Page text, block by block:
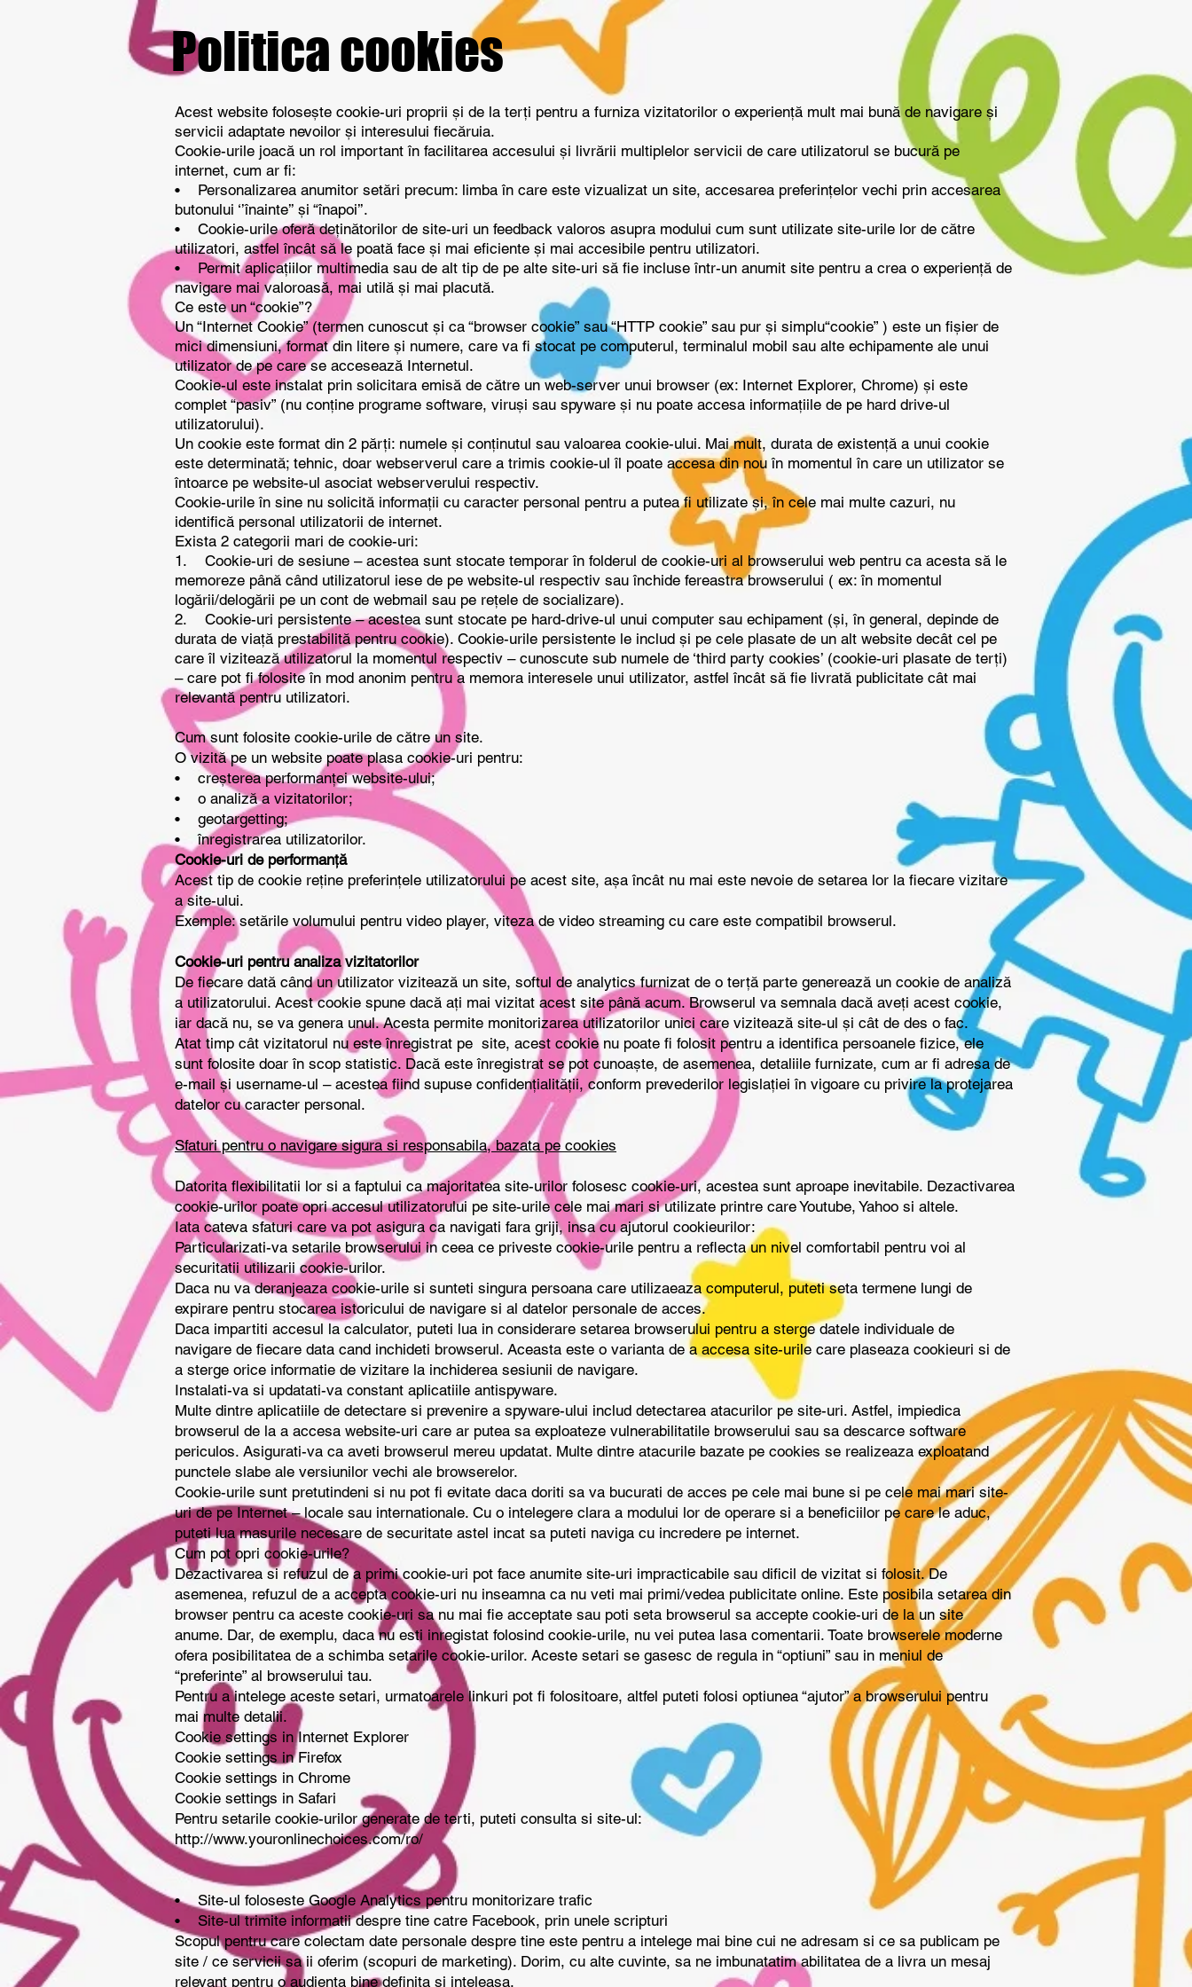
Politica cookies
Acest website folosește cookie-uri proprii și de la terți pentru a furniza vizitatorilor o experiență mult mai bună de navigare și
servicii adaptate nevoilor și interesului fiecăruia.
Cookie-urile joacă un rol important în facilitarea accesului și livrării multiplelor servicii de care utilizatorul se bucură pe
internet, cum ar fi:
• Personalizarea anumitor setări precum: limba în care este vizualizat un site, accesarea preferințelor vechi prin accesarea
butonului ‘’înainte’’ și “înapoi’’.
• Cookie-urile oferă deținătorilor de site-uri un feedback valoros asupra modului cum sunt utilizate site-urile lor de către
utilizatori, astfel încât să le poată face și mai eficiente și mai accesibile pentru utilizatori.
• Permit aplicațiilor multimedia sau de alt tip de pe alte site-uri să fie incluse într-un anumit site pentru a crea o experiență de
navigare mai valoroasă, mai utilă și mai placută.
Ce este un “cookie”?
Un “Internet Cookie” (termen cunoscut și ca “browser cookie” sau “HTTP cookie” sau pur și simplu“cookie” ) este un fișier de
mici dimensiuni, format din litere și numere, care va fi stocat pe computerul, terminalul mobil sau alte echipamente ale unui
utilizator de pe care se accesează Internetul.
Cookie-ul este instalat prin solicitara emisă de către un web-server unui browser (ex: Internet Explorer, Chrome) și este
complet “pasiv” (nu conține programe software, viruși sau spyware și nu poate accesa informațiile de pe hard drive-ul
utilizatorului).
Un cookie este format din 2 părți: numele și conținutul sau valoarea cookie-ului. Mai mult, durata de existență a unui cookie
este determinată; tehnic, doar webserverul care a trimis cookie-ul îl poate accesa din nou în momentul în care un utilizator se
întoarce pe website-ul asociat webserverului respectiv.
Cookie-urile în sine nu solicită informații cu caracter personal pentru a putea fi utilizate și, în cele mai multe cazuri, nu
identifică personal utilizatorii de internet.
Exista 2 categorii mari de cookie-uri:
1. Cookie-uri de sesiune – acestea sunt stocate temporar în folderul de cookie-uri al browserului web pentru ca acesta să le
memoreze până când utilizatorul iese de pe website-ul respectiv sau închide fereastra browserului ( ex: în momentul
logării/delogării pe un cont de webmail sau pe rețele de socializare).
2. Cookie-uri persistente – acestea sunt stocate pe hard-drive-ul unui computer sau echipament (și, în general, depinde de
durata de viață prestabilită pentru cookie). Cookie-urile persistente le includ și pe cele plasate de un alt website decât cel pe
care îl vizitează utilizatorul la momentul respectiv – cunoscute sub numele de ‘third party cookies’ (cookie-uri plasate de terți)
– care pot fi folosite în mod anonim pentru a memora interesele unui utilizator, astfel încât să fie livrată publicitate cât mai
relevantă pentru utilizatori.
Cum sunt folosite cookie-urile de către un site.
O vizită pe un website poate plasa cookie-uri pentru:
• creșterea performanței website-ului;
• o analiză a vizitatorilor;
• geotargetting;
• înregistrarea utilizatorilor.
Cookie-uri de performanță
Acest tip de cookie reține preferințele utilizatorului pe acest site, așa încât nu mai este nevoie de setarea lor la fiecare vizitare
a site-ului.
Exemple: setările volumului pentru video player, viteza de video streaming cu care este compatibil browserul.
Cookie-uri pentru analiza vizitatorilor
De fiecare dată când un utilizator vizitează un site, softul de analytics furnizat de o terță parte generează un cookie de analiză
a utilizatorului. Acest cookie spune dacă ați mai vizitat acest site până acum. Browserul va semnala dacă aveți acest cookie,
iar dacă nu, se va genera unul. Acesta permite monitorizarea utilizatorilor unici care vizitează site-ul și cât de des o fac.
Atat timp cât vizitatorul nu este înregistrat pe site, acest cookie nu poate fi folosit pentru a identifica persoanele fizice, ele
sunt folosite doar în scop statistic. Dacă este înregistrat se pot cunoaște, de asemenea, detaliile furnizate, cum ar fi adresa de
e-mail și username-ul – acestea fiind supuse confidențialității, conform prevederilor legislației în vigoare cu privire la protejarea
datelor cu caracter personal.
Sfaturi pentru o navigare sigura si responsabila, bazata pe cookies
Datorita flexibilitatii lor si a faptului ca majoritatea site-urilor folosesc cookie-uri, acestea sunt aproape inevitabile. Dezactivarea
cookie-urilor poate opri accesul utilizatorului pe site-urile cele mai mari si utilizate printre care Youtube, Yahoo si altele.
Iata cateva sfaturi care va pot asigura ca navigati fara griji, insa cu ajutorul cookieurilor:
Particularizati-va setarile browserului in ceea ce priveste cookie-urile pentru a reflecta un nivel comfortabil pentru voi al
securitatii utilizarii cookie-urilor.
Daca nu va deranjeaza cookie-urile si sunteti singura persoana care utilizaeaza computerul, puteti seta termene lungi de
expirare pentru stocarea istoricului de navigare si al datelor personale de acces.
Daca impartiti accesul la calculator, puteti lua in considerare setarea browserului pentru a sterge datele individuale de
navigare de fiecare data cand inchideti browserul. Aceasta este o varianta de a accesa site-urile care plaseaza cookieuri si de
a sterge orice informatie de vizitare la inchiderea sesiunii de navigare.
Instalati-va si updatati-va constant aplicatiile antispyware.
Multe dintre aplicatiile de detectare si prevenire a spyware-ului includ detectarea atacurilor pe site-uri. Astfel, impiedica
browserul de la a accesa website-uri care ar putea sa exploateze vulnerabilitatile browserului sau sa descarce software
periculos. Asigurati-va ca aveti browserul mereu updatat. Multe dintre atacurile bazate pe cookies se realizeaza exploatand
punctele slabe ale versiunilor vechi ale browserelor.
Cookie-urile sunt pretutindeni si nu pot fi evitate daca doriti sa va bucurati de acces pe cele mai bune si pe cele mai mari site-
uri de pe Internet – locale sau internationale. Cu o intelegere clara a modului lor de operare si a beneficiilor pe care le aduc,
puteti lua masurile necesare de securitate astel incat sa puteti naviga cu incredere pe internet.
Cum pot opri cookie-urile?
Dezactivarea si refuzul de a primi cookie-uri pot face anumite site-uri impracticabile sau dificil de vizitat si folosit. De
asemenea, refuzul de a accepta cookie-uri nu inseamna ca nu veti mai primi/vedea publicitate online. Este posibila setarea din
browser pentru ca aceste cookie-uri sa nu mai fie acceptate sau poti seta browserul sa accepte cookie-uri de la un site
anume. Dar, de exemplu, daca nu esti inregistat folosind cookie-urile, nu vei putea lasa comentarii. Toate browserele moderne
ofera posibilitatea de a schimba setarile cookie-urilor. Aceste setari se gasesc de regula in “optiuni” sau in meniul de
“preferinte” al browserului tau.
Pentru a intelege aceste setari, urmatoarele linkuri pot fi folositoare, altfel puteti folosi optiunea “ajutor” a browserului pentru
mai multe detalii.
Cookie settings in Internet Explorer
Cookie settings in Firefox
Cookie settings in Chrome
Cookie settings in Safari
Pentru setarile cookie-urilor generate de terti, puteti consulta si site-ul:
http://www.youronlinechoices.com/ro/
• Site-ul foloseste Google Analytics pentru monitorizare trafic
• Site-ul trimite informatii despre tine catre Facebook, prin unele scripturi
Scopul pentru care colectam date personale despre tine este pentru a intelege mai bine cui ne adresam si ce sa publicam pe
site / ce servicii sa ii oferim (scopuri de marketing). Dorim, cu alte cuvinte, sa ne imbunatatim abilitatea de a livra un mesaj
relevant pentru o audienta bine definita si inteleasa.